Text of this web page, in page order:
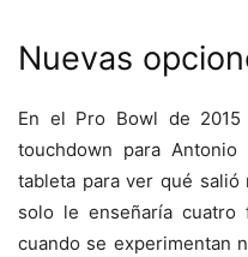
Nuevas
En el Pro Bowl de
touchdown para
tableta para ver qué salió
solo le enseñaría
cuando se experimentan